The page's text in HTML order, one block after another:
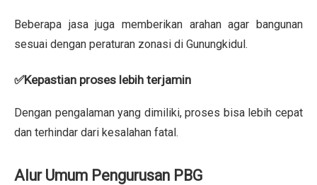
Beberapa jasa juga memberikan arahan agar bangunan
sesuai dengan peraturan zonasi di Gunungkidul.
✅Kepastian proses lebih terjamin
Dengan pengalaman yang dimiliki, proses bisa lebih cepat
dan terhindar dari kesalahan fatal.
Alur Umum Pengurusan PBG